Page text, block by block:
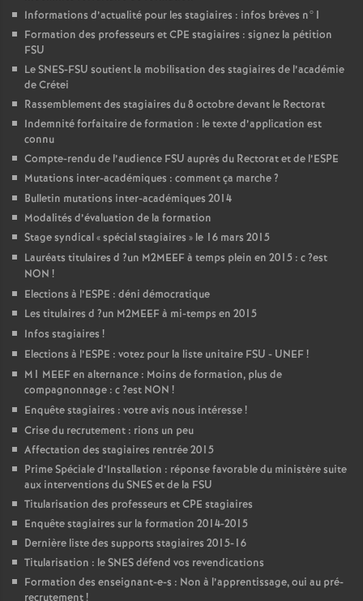
Informations d’actualité pour les stagiaires : infos brèves n°1
Formation des professeurs etCPE stagiaires : signez la pétition
FSU
LeSNES-FSU soutient la mobilisation des stagiaires de l’académie
de Crétei
Rassemblement des stagiaires du 8 octobre devant le Rectorat
Indemnité forfaitaire de formation : le texte d’application est
connu
Compte-rendu de l’audience FSU auprès du Rectorat et de l’ESPE
Mutations inter-académiques : comment ça marche?
Bulletin mutations inter-académiques 2014
Modalités d’évaluation de la formation
Stage syndical «spécial stagiaires » le 16 mars 2015
Lauréats titulaires d ?un M2MEEFà temps plein en 2015 : c?est
NON !
Elections à l’ESPE : déni démocratique
Les titulaires d ?un M2MEEFà mi-temps en 2015
Infos stagiaires !
Elections à l’ESPE : votez pour la liste unitaire FSU - UNEF!
M1 MEEFen alternance : Moins de formation, plus de
compagnonnage : c?est NON !
Enquête stagiaires : votre avis nous intéresse!
Crise du recrutement : rions un peu
Affectation des stagiaires rentrée 2015
Prime Spéciale d’Installation : réponse favorable du ministère suite
aux interventions duSNESet de la FSU
Titularisation des professeurs etCPE stagiaires
Enquête stagiaires sur la formation 2014-2015
Dernière liste des supports stagiaires 2015-16
Titularisation : leSNESdéfend vos revendications
Formation des enseignant-e-s : Non à l’apprentissage, oui au pré-